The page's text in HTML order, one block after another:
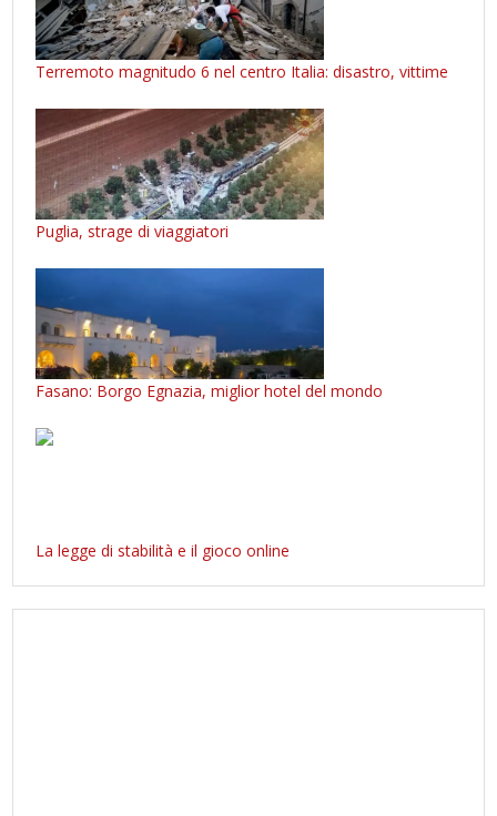
Terremoto magnitudo 6 nel centro Italia: disastro, vittime
Puglia, strage di viaggiatori
Fasano: Borgo Egnazia, miglior hotel del mondo
La legge di stabilità e il gioco online